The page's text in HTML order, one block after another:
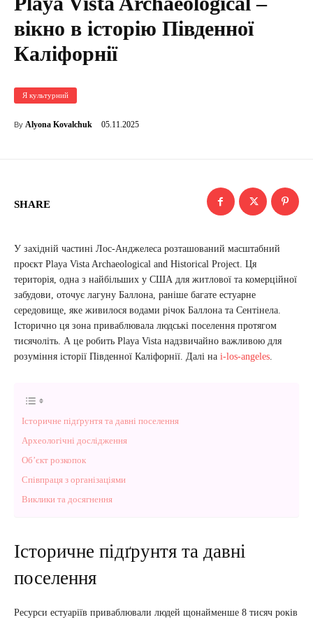
вікно в історію Південної
Каліфорнії
Я культурний
By Alyona Kovalchuk 05.11.2025
SHARE
У західній частині Лос-Анджелеса розташований масштабний
проєкт Playa Vista Archaeological and Historical Project. Ця
територія, одна з найбільших у США для житлової та комерційної
забудови, оточує лагуну Баллона, раніше багате естуарне
середовище, яке живилося водами річок Баллона та Сентінела.
Історично ця зона приваблювала людські поселення протягом
тисячоліть. А це робить Playa Vista надзвичайно важливою для
розуміння історії Південної Каліфорнії. Далі на i-los-angeles.
Історичне підґрунтя та давні поселення
Археологічні дослідження
Об’єкт розкопок
Співпраця з організаціями
Виклики та досягнення
Історичне підґрунтя та давні
поселення
Ресурси естуаріїв приваблювали людей щонайменше 8 тисяч років